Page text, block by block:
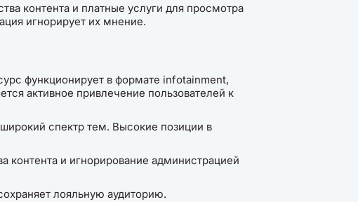
контента и платные услуги для просмотра
игнорирует их мнение.
функционирует в формате infotainment,
активное привлечение пользователей к
спектр тем. Высокие позиции в
и игнорирование администрацией
лояльную аудиторию.